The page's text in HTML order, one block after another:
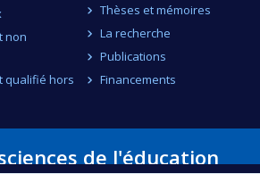
non
qualifié hors
Thèses et mémoires
La recherche
Publications
Financements
de l'éducation